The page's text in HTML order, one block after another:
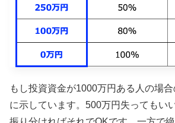
もし投資資金が1000万円ある人の場
に示しています。500万円失ってもい